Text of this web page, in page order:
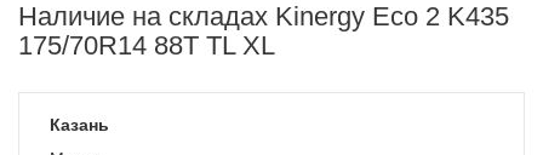
Наличие на складах Kinergy Eco 2 K435
175/70R14 88T TL XL
Казань